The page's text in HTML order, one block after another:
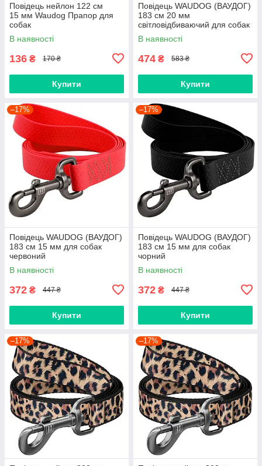
Повідець нейлон 122 cм
15 мм Waudog Прапор для
собак
В наявності
136 ₴ 170 ₴
Купити
Повідець WAUDOG (ВАУДОГ)
183 см 20 мм
світловідбиваючий для собак
сірий
В наявності
474 ₴ 583 ₴
Купити
–17%
Повідець WAUDOG (ВАУДОГ)
183 см 15 мм для собак
червоний
В наявності
372 ₴ 447 ₴
Купити
–17%
Повідець WAUDOG (ВАУДОГ)
183 см 15 мм для собак
чорний
В наявності
372 ₴ 447 ₴
Купити
–17% –17%